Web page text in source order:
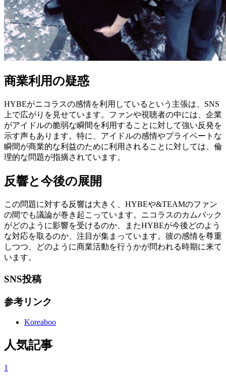
商業利用の疑惑
HYBEがニコラスの感情を利用しているという主張は、SNS
上で広がりを見せています。ファンや視聴者の中には、企業
がアイドルの脆弱な瞬間を利用することに対して強い反発を
示す声もあります。特に、アイドルの感情やプライベートな
瞬間が商業的な利益のために利用されることに対しては、倫
理的な問題が指摘されています。
反響と今後の展開
この問題に対する反響は大きく、HYBEや&TEAMのファン
の間でも議論が巻き起こっています。ニコラスのカムバック
がどのように影響を受けるのか、またHYBEが今後どのよう
な対応を取るのか、注目が集まっています。彼の感情を尊重
しつつ、どのように商業活動を行うかが問われる時期に来て
います。
SNS投稿
参考リンク
Koreaboo
人気記事
1